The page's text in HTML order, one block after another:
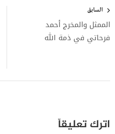
المقالات
السابق
الممثل والمخرج أحمد
فرحاتي في ذمة الله
اترك تعليقاً